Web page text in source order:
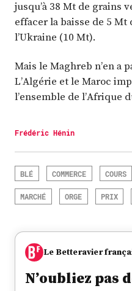
jusqu’à 38 Mt de grains
effacer la baisse de 5
l’Ukraine (10 Mt).
Mais le Maghreb n’en a
L’Algérie et le Maroc
l’ensemble de l’Afrique
Frédéric Hénin
BLÉ COMMERCE COURS
MARCHÉ ORGE PRIX
Le Betteravier
N’oubliez pas